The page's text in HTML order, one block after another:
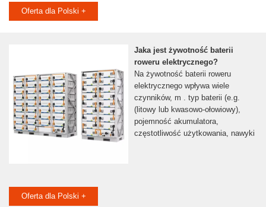
Oferta dla Polski +
Jaka jest żywotność baterii
roweru elektrycznego?
Na żywotność baterii roweru
elektrycznego wpływa wiele
czynników, m . typ baterii (e.g.
(litowy lub kwasowo-ołowiowy),
pojemność akumulatora,
częstotliwość użytkowania, nawyki
Oferta dla Polski +